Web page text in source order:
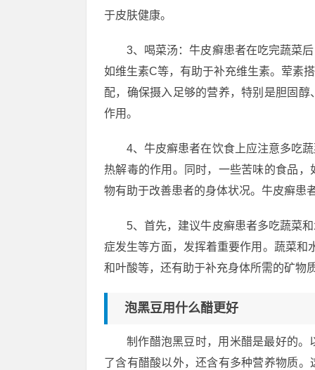
于皮肤健康。
3、喝菜汤：牛皮癣患者在吃完蔬菜
如维生素C等，有助于补充维生素。荤素
配，确保摄入足够的营养，特别是胆固
作用。
4、牛皮癣患者在饮食上应注意多吃
热解毒的作用。同时，一些苦味的食品
物有助于改善患者的身体状况。牛皮癣患
5、首先，建议牛皮癣患者多吃蔬菜
症发生等方面，发挥着重要作用。蔬菜和
和叶酸等，还有助于补充身体所需的矿物
泡黑豆用什么醋更好
制作醋泡黑豆时，用米醋是最好的
了含有醋酸以外，还含有多种营养物质